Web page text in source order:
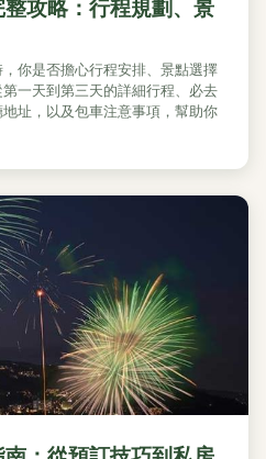
攻略：行程規劃、景
你是否擔心行程安排、景點選擇
一天到第三天的詳細行程、必去
址，以及包車注意事項，幫助你